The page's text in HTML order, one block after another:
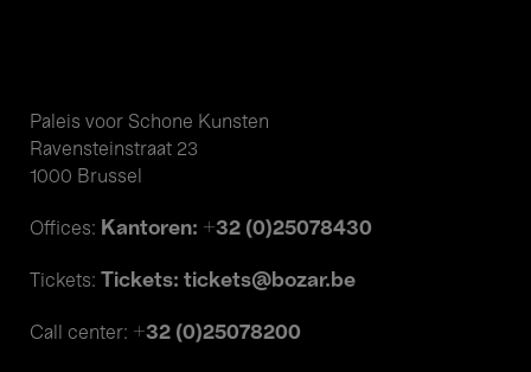
Paleis voor Schone Kunsten
Ravensteinstraat 23
1000 Brussel
Offices: Kantoren: +32 (0)25078430
Tickets: Tickets: tickets@bozar.be
Call center: +32 (0)25078200